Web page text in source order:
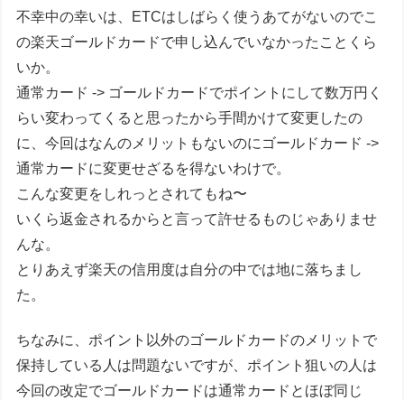
不幸中の幸いは、ETCはしばらく使うあてがないのでこ
の楽天ゴールドカードで申し込んでいなかったことくら
いか。
通常カード -> ゴールドカードでポイントにして数万円く
らい変わってくると思ったから手間かけて変更したの
に、今回はなんのメリットもないのにゴールドカード ->
通常カードに変更せざるを得ないわけで。
こんな変更をしれっとされてもね〜
いくら返金されるからと言って許せるものじゃありませ
んな。
とりあえず楽天の信用度は自分の中では地に落ちまし
た。
ちなみに、ポイント以外のゴールドカードのメリットで
保持している人は問題ないですが、ポイント狙いの人は
今回の改定でゴールドカードは通常カードとほぼ同じ